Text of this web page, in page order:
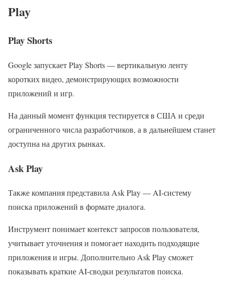
Play
Play Shorts
Google запускает Play Shorts — вертикальную ленту
коротких видео, демонстрирующих возможности
приложений и игр.
На данный момент функция тестируется в США и среди
ограниченного числа разработчиков, а в дальнейшем станет
доступна на других рынках.
Ask Play
Также компания представила Ask Play — AI-систему
поиска приложений в формате диалога.
Инструмент понимает контекст запросов пользователя,
учитывает уточнения и помогает находить подходящие
приложения и игры. Дополнительно Ask Play сможет
показывать краткие AI-сводки результатов поиска.